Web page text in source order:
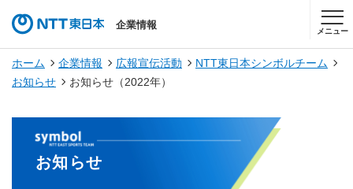
企業情報
メニュー
ホーム 企業情報 広報宣伝活動
NTT東日本シンボルチーム
お知らせ
お知らせ（2022年）
お知らせ